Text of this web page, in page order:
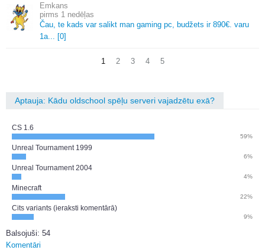
Emkans
1 nedēļas
Čau, te kads var salikt man gaming pc, budžets ir 890€. varu
1a.
[0]
1 2 3 4 5
Aptauja: Kādu oldschool spēļu serveri vajadzētu exā?
CS 1.6
59%
Unreal Tournament 1999
6%
Unreal Tournament 2004
4%
Minecraft
22%
Cits variants (ieraksti komentārā)
9%
Balsojuši: 54
Komentāri